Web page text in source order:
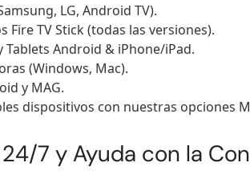
LG, Android TV).
Fire TV Stick (todas las versiones).
Tablets Android & iPhone/iPad.
(Windows, Mac).
y MAG.
dispositivos con nuestras opciones
7 y Ayuda con la